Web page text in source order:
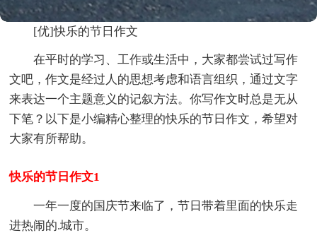
[优]快乐的节日作文
在平时的学习、工作或生活中，大家都尝试过写作
文吧，作文是经过人的思想考虑和语言组织，通过文字
来表达一个主题意义的记叙方法。你写作文时总是无从
下笔？以下是小编精心整理的快乐的节日作文，希望对
大家有所帮助。
快乐的节日作文1
一年一度的国庆节来临了，节日带着里面的快乐走
进热闹的.城市。